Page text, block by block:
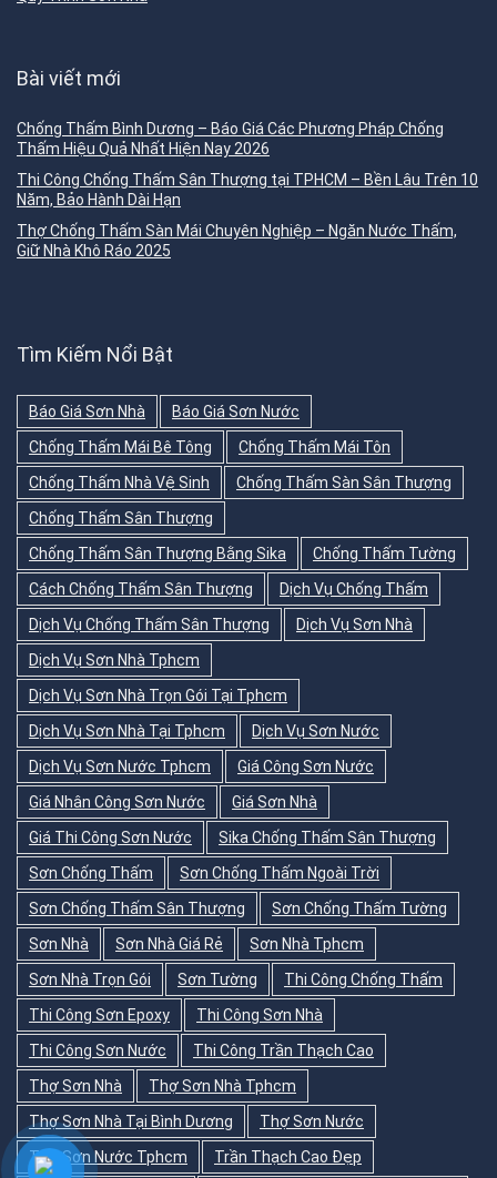
Bài viết mới
Chống Thấm Bình Dương – Báo Giá Các Phương Pháp Chống
Thấm Hiệu Quả Nhất Hiện Nay 2026
Thi Công Chống Thấm Sân Thượng tại TPHCM – Bền Lâu Trên 10
Năm, Bảo Hành Dài Hạn
Thợ Chống Thấm Sàn Mái Chuyên Nghiệp – Ngăn Nước Thấm,
Giữ Nhà Khô Ráo 2025
Tìm Kiếm Nổi Bật
Báo Giá Sơn Nhà
Báo Giá Sơn Nước
Chống Thấm Mái Bê Tông
Chống Thấm Mái Tôn
Chống Thấm Nhà Vệ Sinh
Chống Thấm Sàn Sân Thượng
Chống Thấm Sân Thượng
Chống Thấm Sân Thượng Bằng Sika
Chống Thấm Tường
Cách Chống Thấm Sân Thượng
Dịch Vụ Chống Thấm
Dịch Vụ Chống Thấm Sân Thượng
Dịch Vụ Sơn Nhà
Dịch Vụ Sơn Nhà Tphcm
Dịch Vụ Sơn Nhà Trọn Gói Tại Tphcm
Dịch Vụ Sơn Nhà Tại Tphcm
Dịch Vụ Sơn Nước
Dịch Vụ Sơn Nước Tphcm
Giá Công Sơn Nước
Giá Nhân Công Sơn Nước
Giá Sơn Nhà
Giá Thi Công Sơn Nước
Sika Chống Thấm Sân Thượng
Sơn Chống Thấm
Sơn Chống Thấm Ngoài Trời
Sơn Chống Thấm Sân Thượng
Sơn Chống Thấm Tường
Sơn Nhà
Sơn Nhà Giá Rẻ
Sơn Nhà Tphcm
Sơn Nhà Trọn Gói
Sơn Tường
Thi Công Chống Thấm
Thi Công Sơn Epoxy
Thi Công Sơn Nhà
Thi Công Sơn Nước
Thi Công Trần Thạch Cao
Thợ Sơn Nhà
Thợ Sơn Nhà Tphcm
Thợ Sơn Nhà Tại Bình Dương
Thợ Sơn Nước
Thợ Sơn Nước Tphcm
Trần Thạch Cao Đẹp